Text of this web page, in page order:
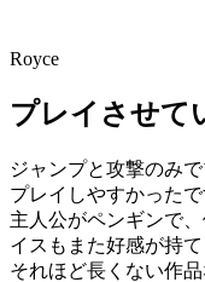
Royce
プレイさせて
ジャンプと攻撃のみ
プレイしやすかったで
主人公がペンギンで
イスもまた好感が持て
それほど長くない作